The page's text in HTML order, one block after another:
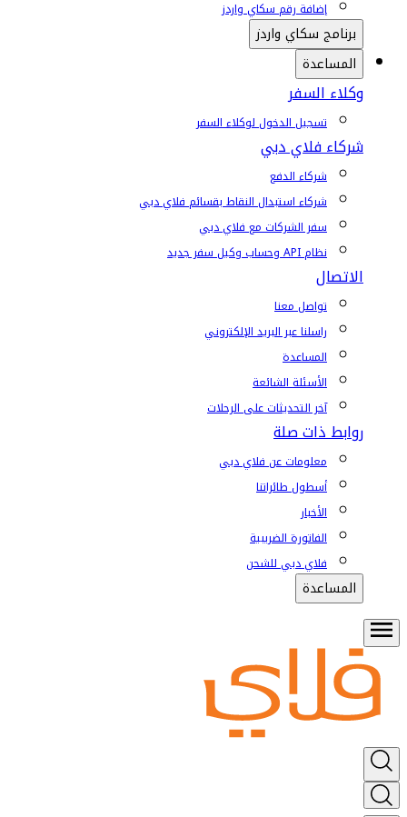
إضافة رقم سكاي واردز
برنامج سكاي واردز
المساعدة
وكلاء السفر
تسجيل الدخول لوكلاء السفر
شركاء فلاي دبي
شركاء الدفع
شركاء استبدال النقاط بقسائم فلاي دبي
سفر الشركات مع فلاي دبي
نظام API وحساب وكيل سفر جديد
الاتصال
تواصل معنا
راسلنا عبر البريد الإلكتروني
المساعدة
الأسئلة الشائعة
آخر التحديثات على الرحلات
روابط ذات صلة
معلومات عن فلاي دبي
أسطول طائراتنا
الأخبار
الفاتورة الضريبية
فلاي دبي للشحن
المساعدة